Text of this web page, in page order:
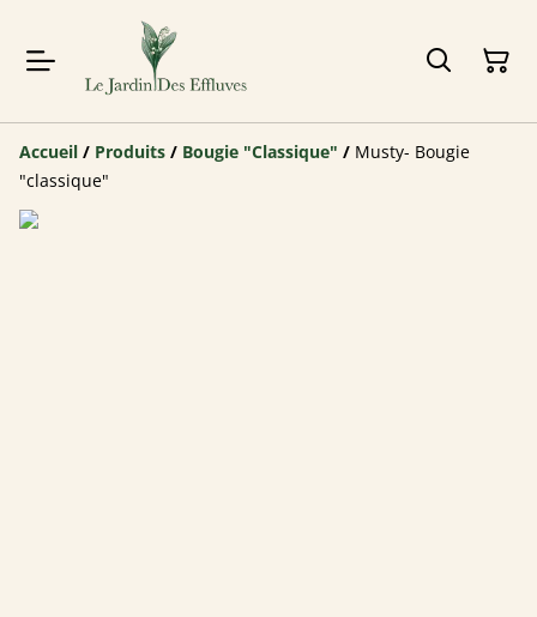
Accueil / Produits / Bougie "Classique" / Musty- Bougie
"classique"